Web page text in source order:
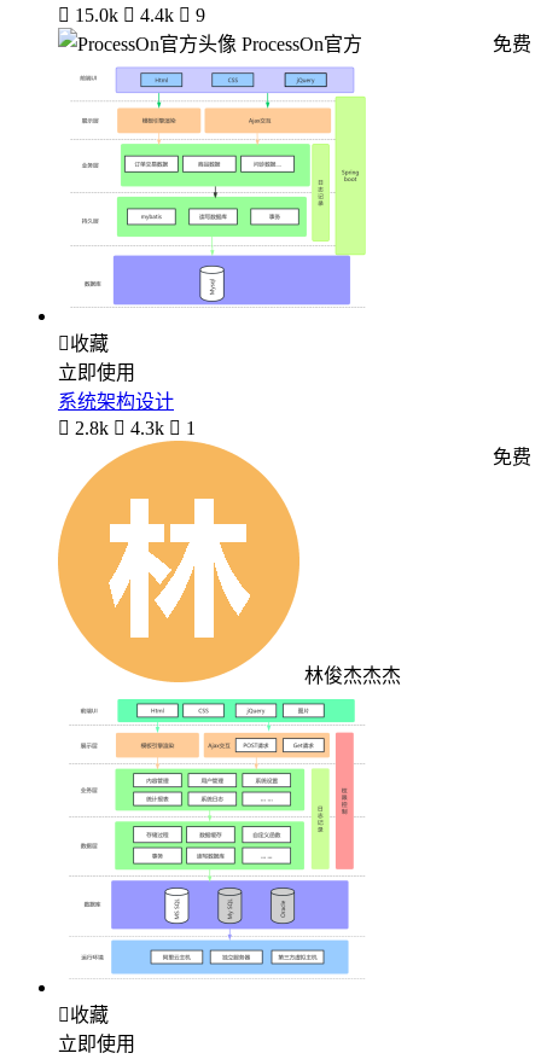
 15.0k  4.4k  9
ProcessOn官方
免费
收藏
立即使用
系统架构设计
 2.8k  4.3k  1
林俊杰杰杰
免费
收藏
立即使用